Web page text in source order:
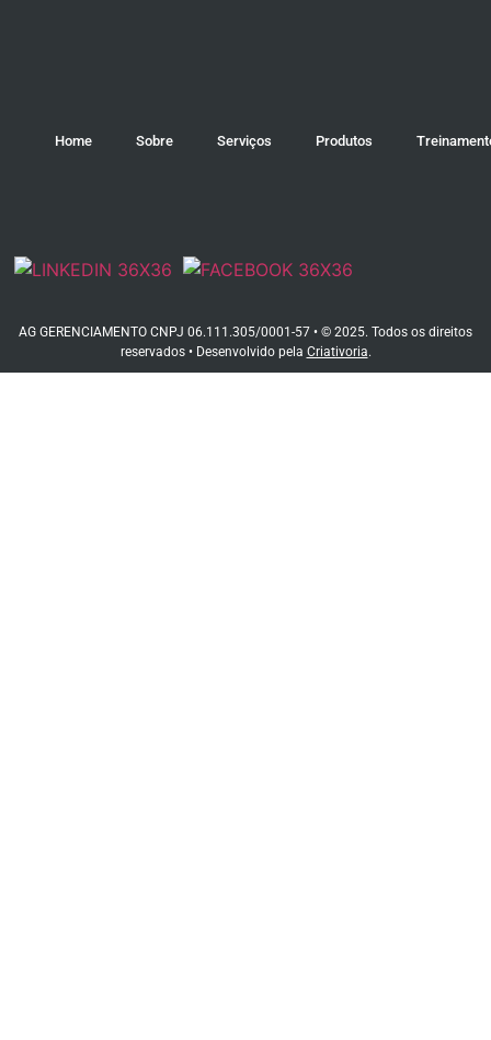
Home Sobre Serviços Produtos
AG GERENCIAMENTO CNPJ 06.111.305/0001-57 • © 2025. Todos os direitos
reservados • Desenvolvido pela Criativoria.